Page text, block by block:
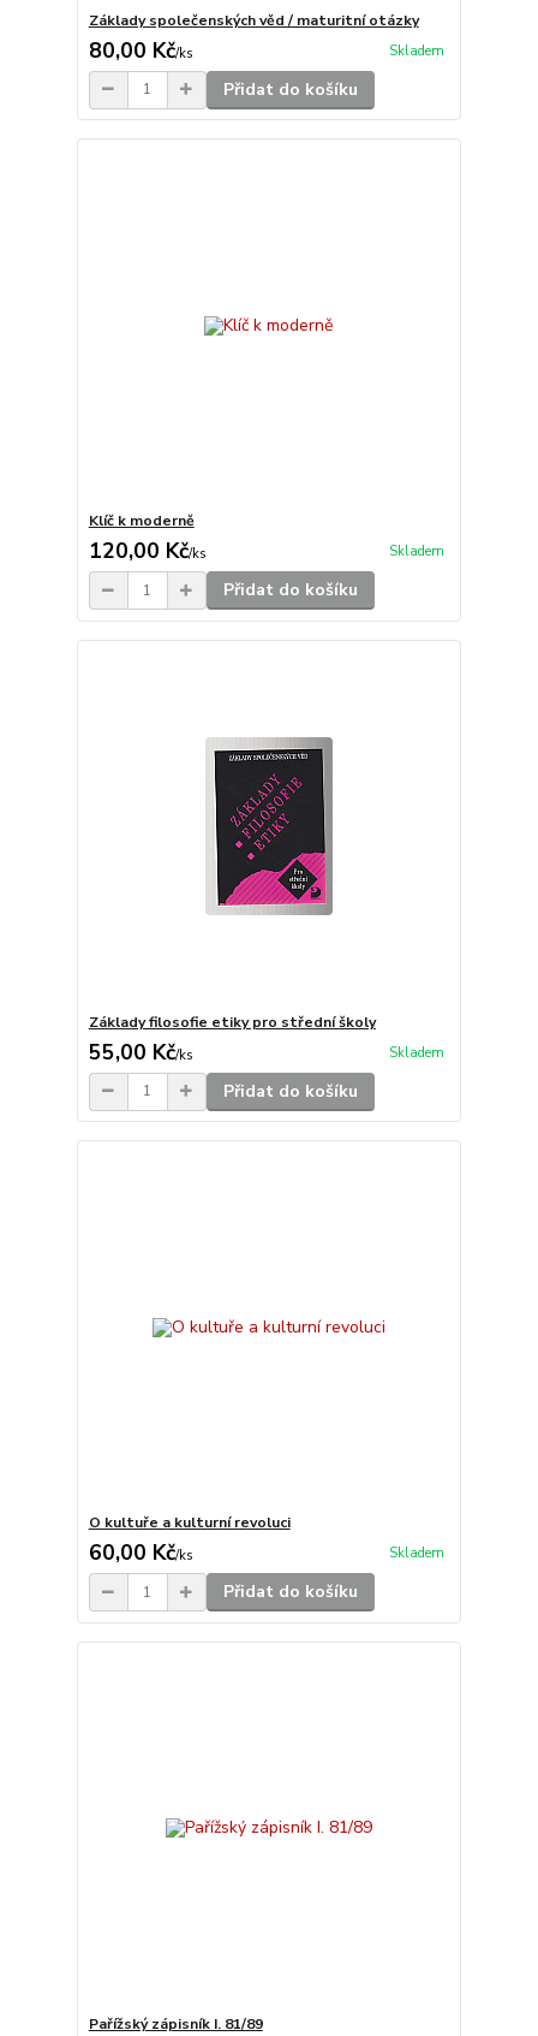
Základy společenských věd / maturitní otázky
80,00 Kč/ks Skladem
Přidat do košíku
Klíč k moderně
120,00 Kč/ks Skladem
Přidat do košíku
Základy filosofie etiky pro střední školy
55,00 Kč/ks Skladem
Přidat do košíku
O kultuře a kulturní revoluci
60,00 Kč/ks Skladem
Přidat do košíku
Pařížský zápisník I. 81/89